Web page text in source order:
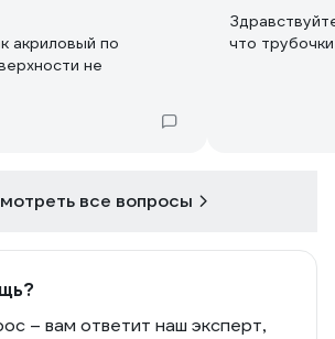
акриловый по
не
что
все вопросы
– вам ответит наш эксперт,